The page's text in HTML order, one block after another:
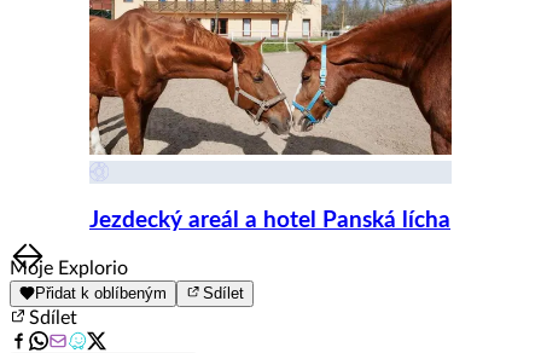
Jezdecký areál a hotel Panská lícha
Item
1
of
8
Moje Explorio
Přidat k oblíbeným Sdílet
Sdílet